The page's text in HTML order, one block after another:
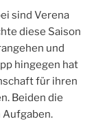
sind Verena
diese Saison
und
hingegen hat
für ihren
Beiden die